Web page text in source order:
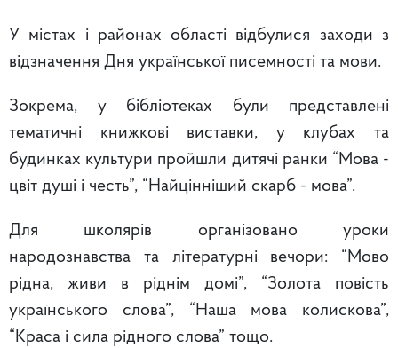
У містах і районах області відбулися заходи з
відзначення Дня української писемності та мови.
Зокрема, у бібліотеках були представлені
тематичні книжкові виставки, у клубах та
будинках культури пройшли дитячі ранки “Мова -
цвіт душі і честь”, “Найцінніший скарб - мова”.
Для школярів організовано уроки
народознавства та літературні вечори: “Мово
рідна, живи в ріднім домі”, “Золота повість
українського слова”, “Наша мова колискова”,
“Краса і сила рідного слова” тощо.